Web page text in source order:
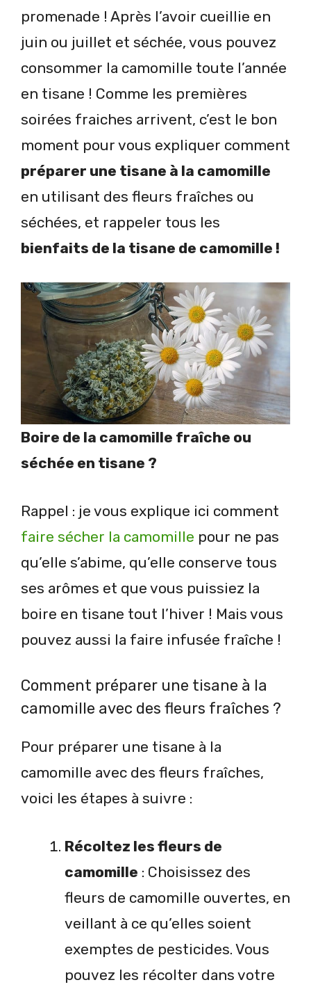
promenade ! Après l’avoir cueillie en
juin ou juillet et séchée, vous pouvez
consommer la camomille toute l’année
en tisane ! Comme les premières
soirées fraiches arrivent, c’est le bon
moment pour vous expliquer comment
préparer une tisane à la camomille
en utilisant des fleurs fraîches ou
séchées, et rappeler tous les
bienfaits de la tisane de camomille !
Boire de la camomille fraîche ou
séchée en tisane ?
Rappel : je vous explique ici comment
faire sécher la camomille pour ne pas
qu’elle s’abime, qu’elle conserve tous
ses arômes et que vous puissiez la
boire en tisane tout l’hiver ! Mais vous
pouvez aussi la faire infusée fraîche !
Comment préparer une tisane à la
camomille avec des fleurs fraîches ?
Pour préparer une tisane à la
camomille avec des fleurs fraîches,
voici les étapes à suivre :
Récoltez les fleurs de
camomille : Choisissez des
fleurs de camomille ouvertes, en
veillant à ce qu’elles soient
exemptes de pesticides. Vous
pouvez les récolter dans votre